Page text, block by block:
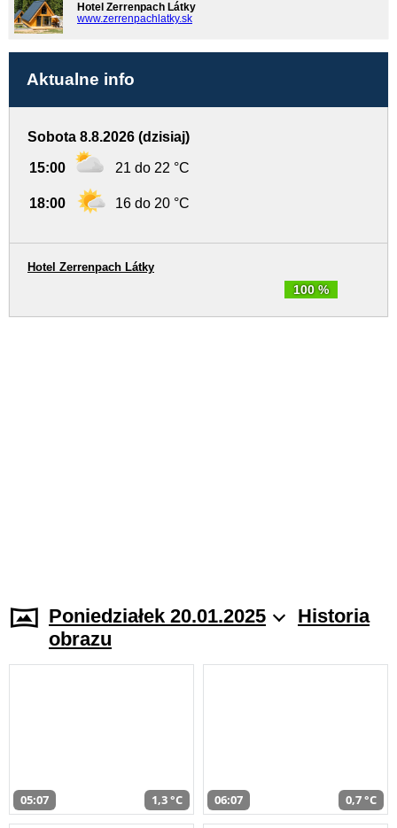
Hotel Zerrenpach Látky
www.zerrenpachlatky.sk
Aktualne info
Sobota 8.8.2026 (dzisiaj)
15:00 21 do 22 °C
18:00 16 do 20 °C
100 %
Hotel Zerrenpach Látky
Poniedziałek 20.01.2025
Historia
obrazu
05:07 1,3 °C 06:07 0,7 °C